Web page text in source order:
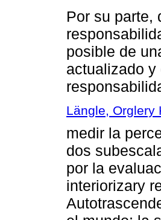
Por su parte,
posible de
actualizado
Längle, Orglery
medir la
dos
por la
interiorizary